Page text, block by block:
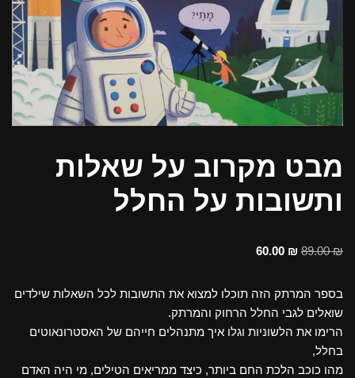
מבט מקרוב על שאלות
ותשובות על החלל
89.00₪
60.00 ₪
בספר המרתק הזה תוכלו למצוא את התשובות לכל השאלות שילדים
שואלים לגבי החלל הרחוק והמרתק.
הרימו את הלשוניות וגלו איך מתנהלים חייהם של האסטרונאוטים
בחלל,
מהו כוכב הלכת החם ביותר, כיצד ממריאים הטילים, מי היה האדם